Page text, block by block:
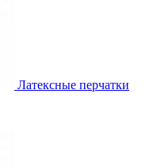
Латексные перчатки